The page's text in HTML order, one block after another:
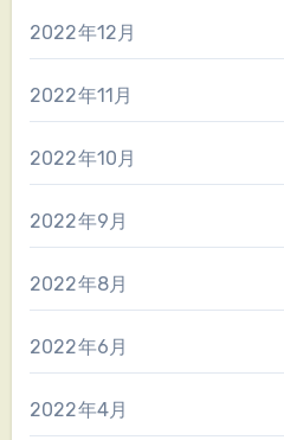
2022年12月
2022年11月
2022年10月
2022年9月
2022年8月
2022年6月
2022年4月